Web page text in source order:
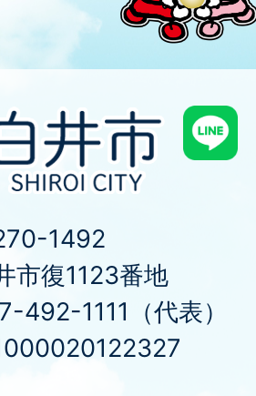
1492
市復1123番地
492-1111（代表）